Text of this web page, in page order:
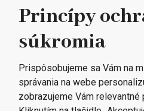
Všetky práva
Morex,
Princípy
súkromia
Prispôsobujeme sa Vám na
správania na webe
zobrazujeme Vám relevantné